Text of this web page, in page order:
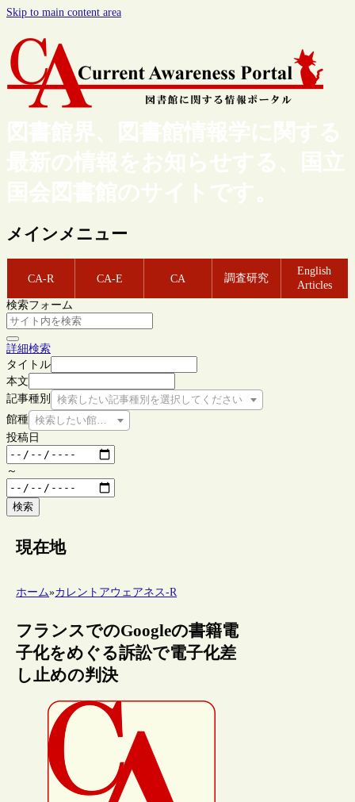
Skip to main content area
図書館界、図書館情報学に関する
最新の情報をお知らせする、国立
国会図書館のサイトです。
メインメニュー
CA-R CA-E CA 調査研究
English
Articles
検索フォーム
詳細検索
タイトル
本文
記事種別
検索したい記事種別を選択してください
館種 検索したい館種を選択してください
投稿日
～
検索
現在地
ホーム»カレントアウェアネス-R
フランスでのGoogleの書籍電
子化をめぐる訴訟で電子化差
し止めの判決